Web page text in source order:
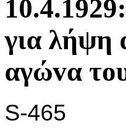
για λήψη
αγώvα
S-465